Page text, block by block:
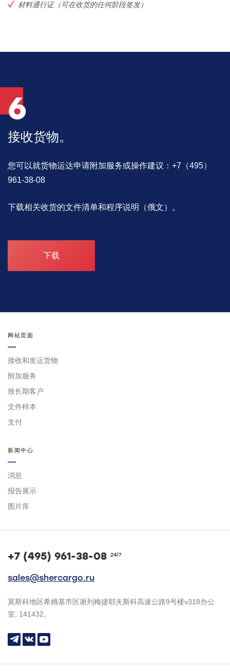
材料通行证（可在收货的任何阶段签发）
6
接收货物。
您可以就货物运达申请附加服务或操作建议：+7（495）
961-38-08
下载相关收货的文件清单和程序说明（俄文）。
下载
网站页面
接收和发运货物
附加服务
致长期客户
文件样本
支付
新闻中心
消息
报告展示
图片库
+7 (495) 961-38-08 24/7
sales@shercargo.ru
莫斯科地区希姆基市区谢列梅捷耶夫斯科高速公路9号楼v318办公
室, 141432。